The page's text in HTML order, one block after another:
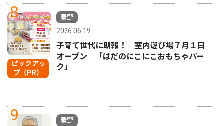
8
ピックアッ
プ（PR）
秦野
2026.06.19
子育て世代に朗報！ 室内遊び場７月１日
オープン 「はだのにこにこおもちゃパー
ク」
9
秦野